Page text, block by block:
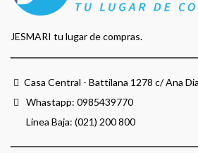
JESMARI tu lugar de compras.
Casa Central - Battilana 1278 c/ Ana
Whastapp: 0985439770
Linea Baja: (021) 200 800